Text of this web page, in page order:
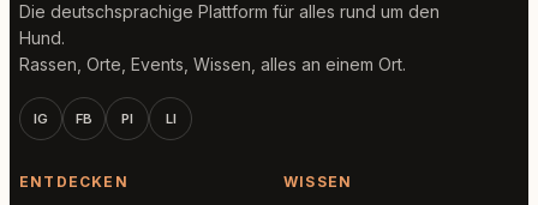
Die deutschsprachige Plattform für alles rund um den
Hund.
Rassen, Orte, Events, Wissen, alles an einem Ort.
IG FB PI LI
ENTDECKEN WISSEN